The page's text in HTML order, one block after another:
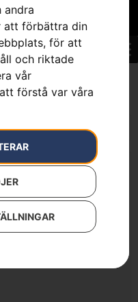
andra
att förbättra din
för att
och riktade
vår
förstå var våra